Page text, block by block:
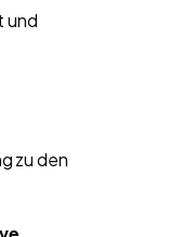
und
zu den